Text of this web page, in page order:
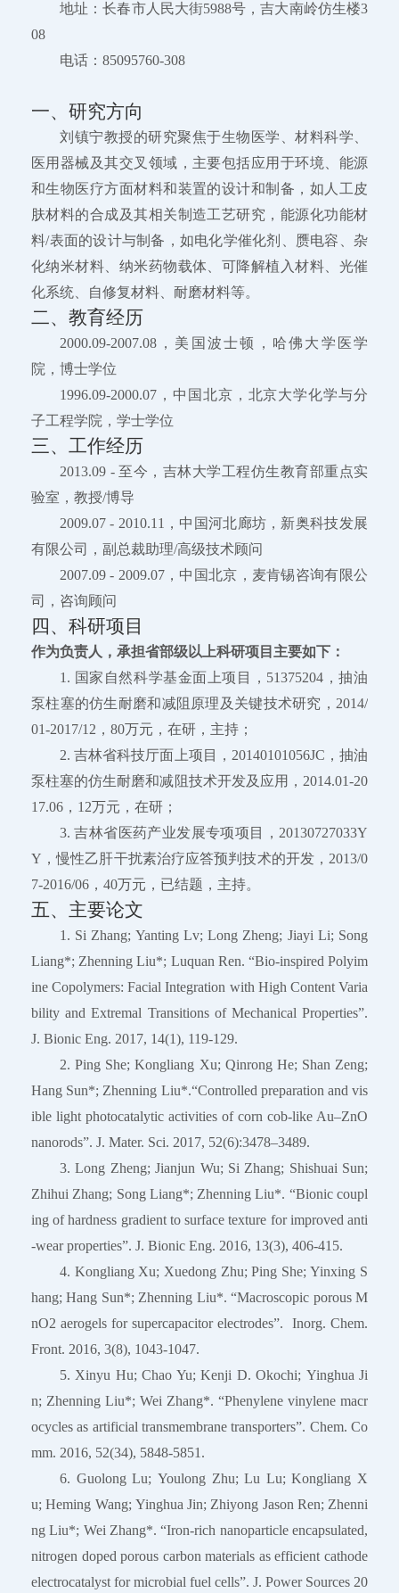
地址：长春市人民大街5988号，吉大南岭仿生楼3
08
电话：85095760-308
一、研究方向
刘镇宁教授的研究聚焦于生物医学、材料科学、
医用器械及其交叉领域，主要包括应用于环境、能源
和生物医疗方面材料和装置的设计和制备，如人工皮
肤材料的合成及其相关制造工艺研究，能源化功能材
料/表面的设计与制备，如电化学催化剂、赝电容、杂
化纳米材料、纳米药物载体、可降解植入材料、光催
化系统、自修复材料、耐磨材料等。
二、教育经历
2000.09-2007.08，美国波士顿，哈佛大学医学
院，博士学位
1996.09-2000.07，中国北京，北京大学化学与分
子工程学院，学士学位
三、工作经历
2013.09 - 至今，吉林大学工程仿生教育部重点实
验室，教授/博导
2009.07 - 2010.11，中国河北廊坊，新奥科技发展
有限公司，副总裁助理/高级技术顾问
2007.09 - 2009.07，中国北京，麦肯锡咨询有限公
司，咨询顾问
四、科研项目
作为负责人，承担省部级以上科研项目主要如下：
1. 国家自然科学基金面上项目，51375204，抽油
泵柱塞的仿生耐磨和减阻原理及关键技术研究，2014/
01-2017/12，80万元，在研，主持；
2. 吉林省科技厅面上项目，20140101056JC，抽油
泵柱塞的仿生耐磨和减阻技术开发及应用，2014.01-20
17.06，12万元，在研；
3. 吉林省医药产业发展专项项目，20130727033Y
Y，慢性乙肝干扰素治疗应答预判技术的开发，2013/0
7-2016/06，40万元，已结题，主持。
五、主要论文
1. Si Zhang; Yanting Lv; Long Zheng; Jiayi Li; Song
Liang*; Zhenning Liu*; Luquan Ren. “Bio-inspired Polyim
ine Copolymers: Facial Integration with High Content Varia
bility and Extremal Transitions of Mechanical Properties”.
J. Bionic Eng. 2017, 14(1), 119-129.
2. Ping She; Kongliang Xu; Qinrong He; Shan Zeng;
Hang Sun*; Zhenning Liu*.“Controlled preparation and vis
ible light photocatalytic activities of corn cob-like Au–ZnO
nanorods”. J. Mater. Sci. 2017, 52(6):3478–3489.
3. Long Zheng; Jianjun Wu; Si Zhang; Shishuai Sun;
Zhihui Zhang; Song Liang*; Zhenning Liu*. “Bionic coupl
ing of hardness gradient to surface texture for improved anti
-wear properties”. J. Bionic Eng. 2016, 13(3), 406-415.
4. Kongliang Xu; Xuedong Zhu; Ping She; Yinxing S
hang; Hang Sun*; Zhenning Liu*. “Macroscopic porous M
nO2 aerogels for supercapacitor electrodes”. Inorg. Chem.
Front. 2016, 3(8), 1043-1047.
5. Xinyu Hu; Chao Yu; Kenji D. Okochi; Yinghua Ji
n; Zhenning Liu*; Wei Zhang*. “Phenylene vinylene macr
ocycles as artificial transmembrane transporters”. Chem. Co
mm. 2016, 52(34), 5848-5851.
6. Guolong Lu; Youlong Zhu; Lu Lu; Kongliang X
u; Heming Wang; Yinghua Jin; Zhiyong Jason Ren; Zhenni
ng Liu*; Wei Zhang*. “Iron-rich nanoparticle encapsulated,
nitrogen doped porous carbon materials as efficient cathode
electrocatalyst for microbial fuel cells”. J. Power Sources 20